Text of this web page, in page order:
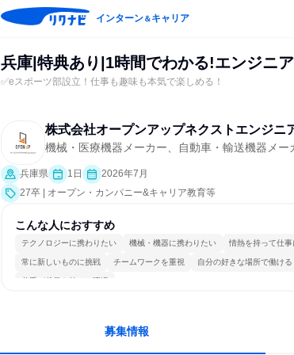
インターン＆キャリア
兵庫|特典あり|1時間でわかる!エンジニ
✅eスポーツ部設立！仕事も趣味も本気で楽しめる！
株式会社オープンアップネクストエンジニ
機械・医療機器メーカー、自動車・輸送機器メー
兵庫県 1日
2026年7月
27卒 | オープン・カンパニー&キャリア教育等
こんな人におすすめ
テクノロジーに携わりたい 機械・機器に携わりたい 情熱を持って仕
常に新しいものに挑戦 チームワークを重視 自分の好きな場所で働ける
若手が裁量を持てる環境
募集情報